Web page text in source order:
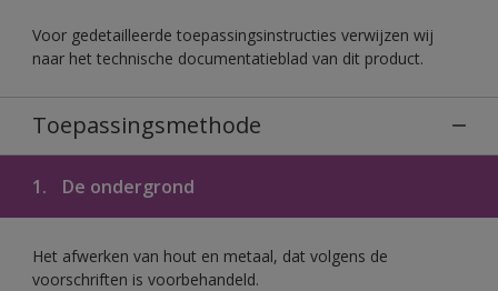
Voor gedetailleerde toepassingsinstructies verwijzen wij
naar het technische documentatieblad van dit product.
Toepassingsmethode
1. De ondergrond
Het afwerken van hout en metaal, dat volgens de
voorschriften is voorbehandeld.